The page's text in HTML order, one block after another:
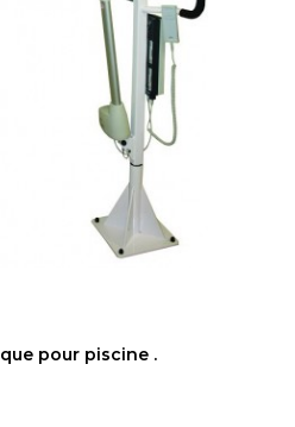
pour piscine .